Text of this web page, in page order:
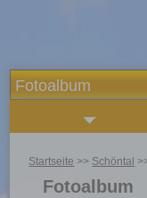
Fotoalbum
Startseite >> Schöntal
Fotoalbum